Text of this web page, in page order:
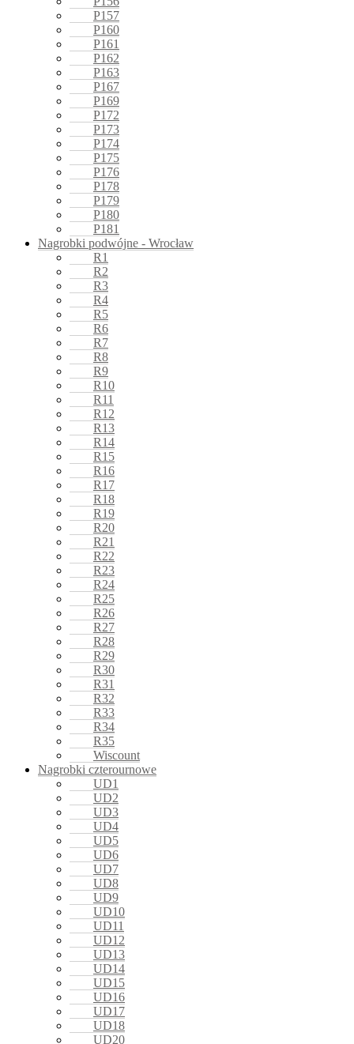
P157
P160
P161
P162
P163
P167
P169
P172
P173
P174
P175
P176
P178
P179
P180
P181
Nagrobki podwójne - Wrocław
R1
R2
R3
R4
R5
R6
R7
R8
R9
R10
R11
R12
R13
R14
R15
R16
R17
R18
R19
R20
R21
R22
R23
R24
R25
R26
R27
R28
R29
R30
R31
R32
R33
R34
R35
Wiscount
Nagrobki czterournowe
UD1
UD2
UD3
UD4
UD5
UD6
UD7
UD8
UD9
UD10
UD11
UD12
UD13
UD14
UD15
UD16
UD17
UD18
UD20